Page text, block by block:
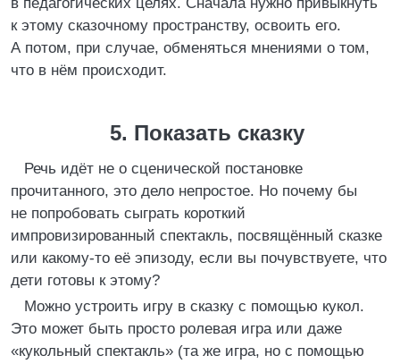
к этому сказочному пространству, освоить его.
А потом, при случае, обменяться мнениями о том,
что в нём происходит.
5. Показать сказку
Речь идёт не о сценической постановке
прочитанного, это дело непростое. Но почему бы
не попробовать сыграть короткий
импровизированный спектакль, посвящённый сказке
или какому-то её эпизоду, если вы почувствуете, что
дети готовы к этому?
Можно устроить игру в сказку с помощью кукол.
Это может быть просто ролевая игра или даже
«кукольный спектакль» (та же игра, но с помощью